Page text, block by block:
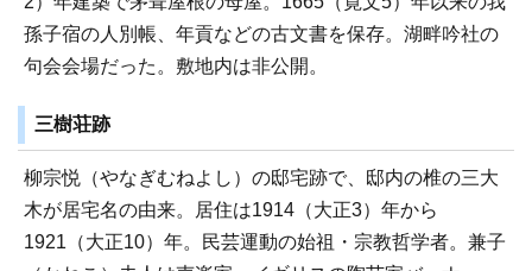
孫子宿の人別帳、年貢などの古文書を保存。湖畔吟社の
句会会場だった。敷地内は非公開。
三樹荘跡
柳宗悦（やなぎむねよし）の邸宅跡で、邸内の椎の三大
木が居宅名の由来。居住は1914（大正3）年から
1921（大正10）年。民芸運動の始祖・宗教哲学者。兼子